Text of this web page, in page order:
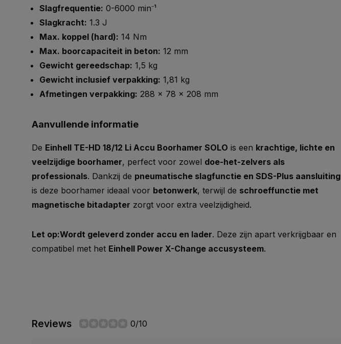
Slagfrequentie: 0-6000 min⁻¹
Slagkracht: 1.3 J
Max. koppel (hard): 14 Nm
Max. boorcapaciteit in beton: 12 mm
Gewicht gereedschap: 1,5 kg
Gewicht inclusief verpakking: 1,81 kg
Afmetingen verpakking: 288 x 78 x 208 mm
Aanvullende informatie
De Einhell TE-HD 18/12 Li Accu Boorhamer SOLO is een krachtige, lichte en
veelzijdige boorhamer, perfect voor zowel doe-het-zelvers als
professionals. Dankzij de pneumatische slagfunctie en SDS-Plus aansluiting
is deze boorhamer ideaal voor betonwerk, terwijl de schroeffunctie met
magnetische bitadapter zorgt voor extra veelzijdigheid.
Let op:Wordt geleverd zonder accu en lader. Deze zijn apart verkrijgbaar en
compatibel met het Einhell Power X-Change accusysteem.
Reviews 0/10